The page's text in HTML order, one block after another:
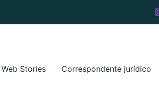
Web Stories Correspondente jurídico